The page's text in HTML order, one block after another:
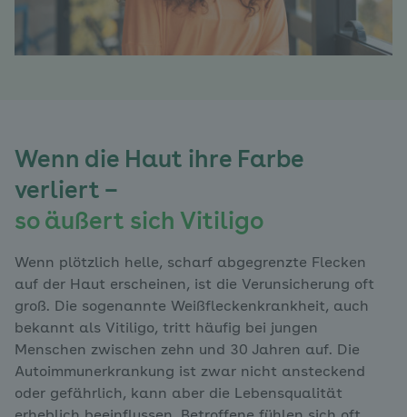
Wenn die Haut ihre Farbe
verliert –
so äußert sich Vitiligo
Wenn plötzlich helle, scharf abgegrenzte Flecken
auf der Haut erscheinen, ist die Verunsicherung oft
groß. Die sogenannte Weißfleckenkrankheit, auch
bekannt als Vitiligo, tritt häufig bei jungen
Menschen zwischen zehn und 30 Jahren auf. Die
Autoimmunerkrankung ist zwar nicht ansteckend
oder gefährlich, kann aber die Lebensqualität